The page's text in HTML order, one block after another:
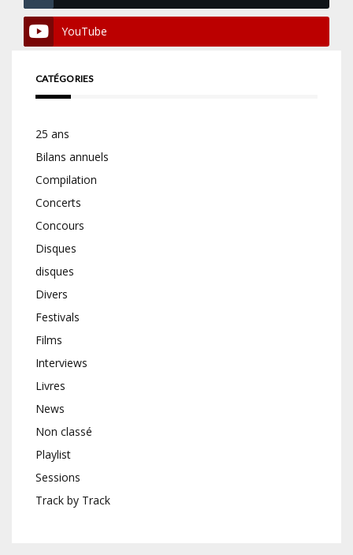
YouTube
CATÉGORIES
25 ans
Bilans annuels
Compilation
Concerts
Concours
Disques
disques
Divers
Festivals
Films
Interviews
Livres
News
Non classé
Playlist
Sessions
Track by Track